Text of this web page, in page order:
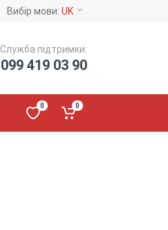
Вибір мови: UK
Служба підтримки:
099 419 03 90
0 0